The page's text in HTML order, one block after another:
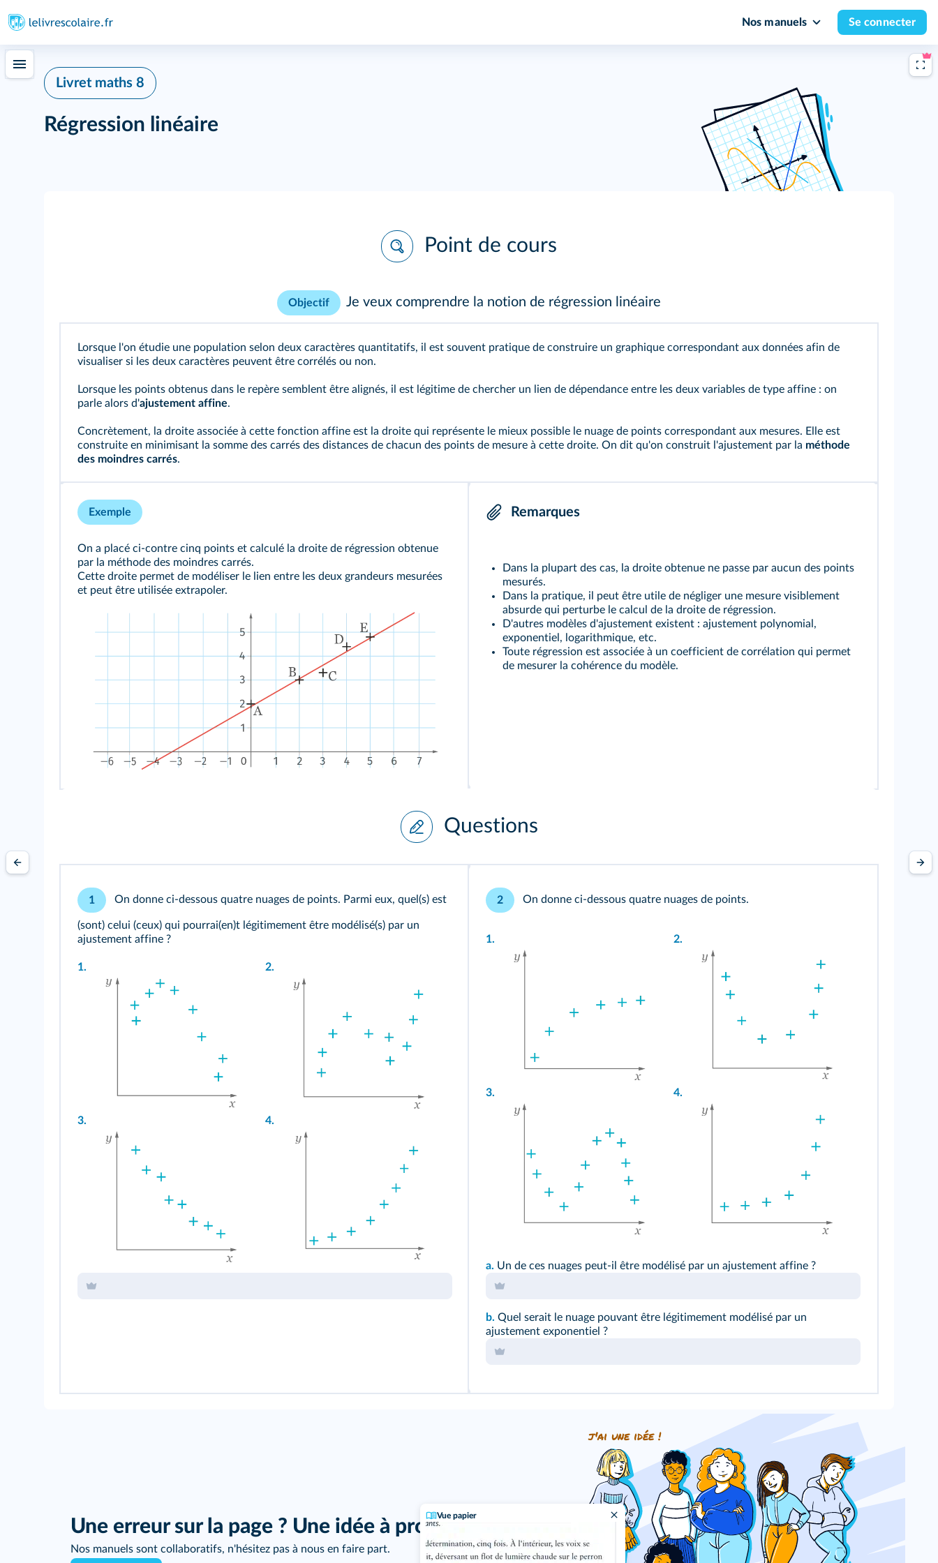
Nos manuels Se connecter
Vue papier
Livret maths 8
Régression linéaire
Point de cours
Objectif Je veux comprendre la notion de régression linéaire
Lorsque l'on étudie une population selon deux caractères quantitatifs, il est souvent pratique de construire un graphique correspondant aux données afin de
visualiser si les deux caractères peuvent être corrélés ou non.
Lorsque les points obtenus dans le repère semblent être alignés, il est légitime de chercher un lien de dépendance entre les deux variables de type affine : on
parle alors d'ajustement affine.
Concrètement, la droite associée à cette fonction affine est la droite qui représente le mieux possible le nuage de points correspondant aux mesures. Elle est
construite en minimisant la somme des carrés des distances de chacun des points de mesure à cette droite. On dit qu'on construit l'ajustement par la méthode
des moindres carrés.
Exemple
On a placé ci-contre cinq points et calculé la droite de régression obtenue
par la méthode des moindres carrés.
Cette droite permet de modéliser le lien entre les deux grandeurs mesurées
et peut être utilisée extrapoler.
Remarques
Dans la plupart des cas, la droite obtenue ne passe par aucun des points
mesurés.
Dans la pratique, il peut être utile de négliger une mesure visiblement
absurde qui perturbe le calcul de la droite de régression.
D'autres modèles d'ajustement existent : ajustement polynomial,
exponentiel, logarithmique, etc.
Toute régression est associée à un coefficient de corrélation qui permet
de mesurer la cohérence du modèle.
Questions
1 On donne ci-dessous quatre nuages de points. Parmi eux, quel(s) est
(sont) celui (ceux) qui pourrai(en)t légitimement être modélisé(s) par un
ajustement affine ?
1. 2.
3. 4.
2 On donne ci-dessous quatre nuages de points.
1. 2.
3. 4.
a. Un de ces nuages peut-il être modélisé par un ajustement affine ?
b. Quel serait le nuage pouvant être légitimement modélisé par un
ajustement exponentiel ?
Une erreur sur la page ? Une idée à proposer ?
Nos manuels sont collaboratifs, n'hésitez pas à nous en faire part.
j'ai une idée !